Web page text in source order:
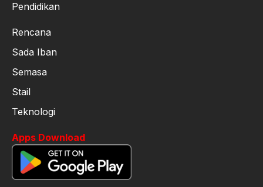
Pendidikan
Rencana
Sada Iban
Semasa
Stail
Teknologi
Apps Download